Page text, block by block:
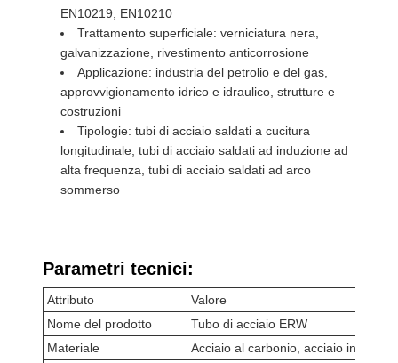
EN10219, EN10210
Trattamento superficiale: verniciatura nera,
galvanizzazione, rivestimento anticorrosione
Applicazione: industria del petrolio e del gas,
approvvigionamento idrico e idraulico, strutture e
costruzioni
Tipologie: tubi di acciaio saldati a cucitura
longitudinale, tubi di acciaio saldati ad induzione ad
alta frequenza, tubi di acciaio saldati ad arco
sommerso
Parametri tecnici:
Attributo
Valore
Nome del prodotto
Tubo di acciaio ERW
Materiale
Acciaio al carbonio, acciaio